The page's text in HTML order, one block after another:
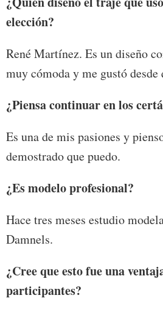
elección?
René Martínez. Es un diseño
muy cómoda y me gustó
¿Piensa continuar en los
Es una de mis pasiones y
demostrado que puedo.
¿Es modelo profesional?
Hace tres meses estudio
Damnels.
¿Cree que esto fue una
participantes?